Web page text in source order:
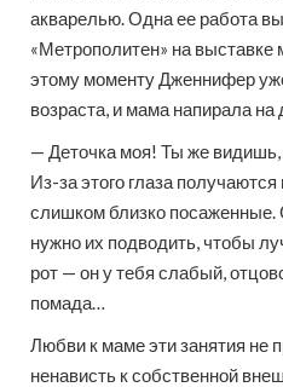
акварелью. Одна ее работа
«Метрополитен» на
этому моменту Дженнифер
возраста, и мама напирала на
— Деточка моя! Ты же видишь,
Из-за этого глаза
слишком близко посаженные.
нужно их подводить, чтобы
рот — он у тебя слабый,
помада…
Любви к маме эти занятия не
ненависть к собственной